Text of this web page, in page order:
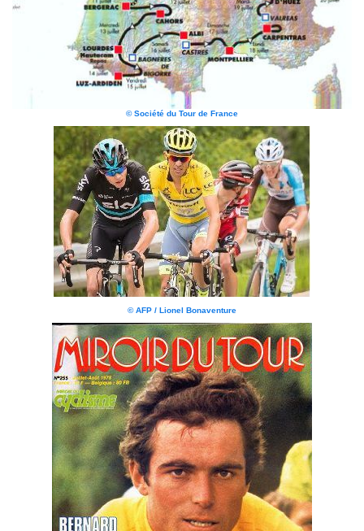
© Société du Tour de France
© AFP / Lionel Bonaventure